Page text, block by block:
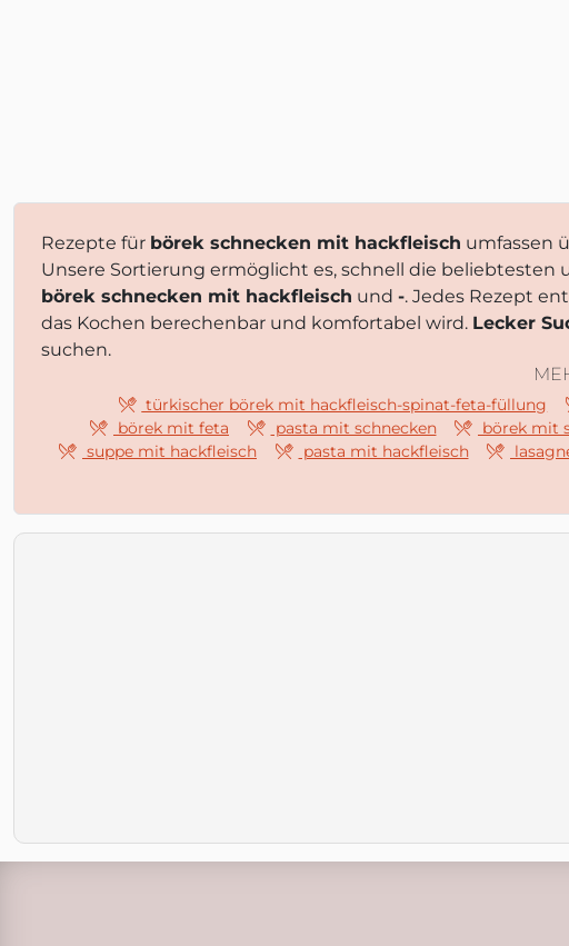
Rezepte für börek schnecken mit hackfleisch umfassen
Unsere Sortierung ermöglicht es, schnell die
börek schnecken mit hackfleisch und -. Jedes Rezept
das Kochen berechenbar und komfortabel wird. Lecker
suchen.
türkischer börek mit hackfleisch-spinat-feta-füllung
börek mit feta
pasta mit schnecken börek mit
suppe mit hackfleisch
pasta mit hackfleisch